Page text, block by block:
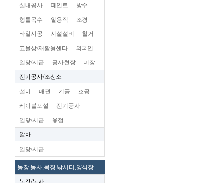
실내공사 페인트 방수
형틀목수 일용직 조경
타일시공 시설설비 철거
고물상/재활용센타 외국인
일당/시급 공사현장 미장
전기공사/조선소
설비 배관 기공 조공
케이블포설 전기공사
일당/시급 용접
알바
일당/시급
농장.농사,목장.낚시터,양식장
농장/농사